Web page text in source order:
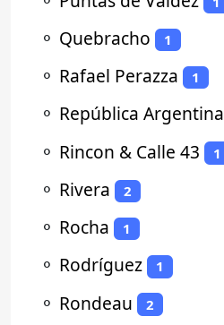
⚬ Quebracho 1
⚬ Rafael Perazza 1
⚬ República Argentina
⚬ Rincon & Calle 43 1
⚬ Rivera 2
⚬ Rocha 1
⚬ Rodríguez 1
⚬ Rondeau 2